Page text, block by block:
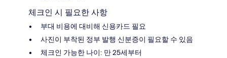
체크인 시 필요한 사항
부대 비용에 대비해 신용카드 필요
사진이 부착된 정부 발행 신분증이 필요할 수 있음
체크인 가능한 나이: 만 25세부터